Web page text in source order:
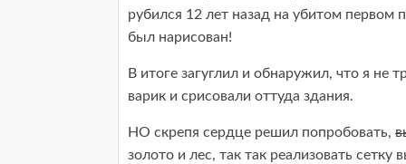
рубился 12 лет назад на убитом первом
был нарисован!
В итоге загуглил и обнаружил, что я не
варик и срисовали оттуда здания.
НО скрепя сердце решил попробовать,
золото и лес, так так реализовать